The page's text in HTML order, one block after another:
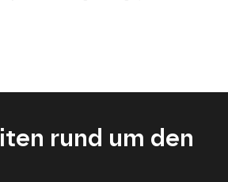
rund um den